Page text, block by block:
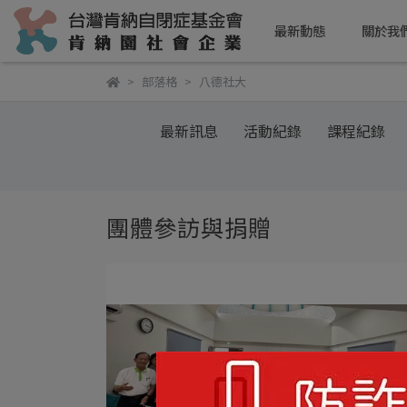
最新動態 關於我
部落格 八德社大
最新訊息 活動紀錄 課程紀錄
團體參訪與捐贈